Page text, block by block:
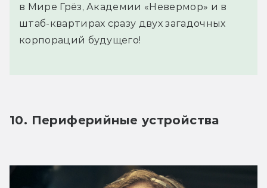
в Мире Грёз, Академии «Невермор» и в
штаб-квартирах сразу двух загадочных
корпораций будущего!
10. Периферийные устройства